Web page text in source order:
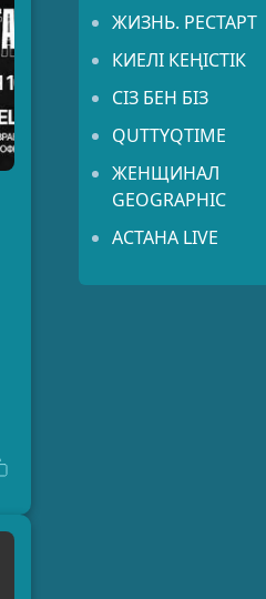
ЖИЗНЬ. РЕСТАРТ
КИЕЛІ КЕҢІСТІК
СІЗ БЕН БІЗ
QUTTYQTIME
ЖЕНЩИНАЛ
GEOGRAPHIC
АСТАНА LIVE